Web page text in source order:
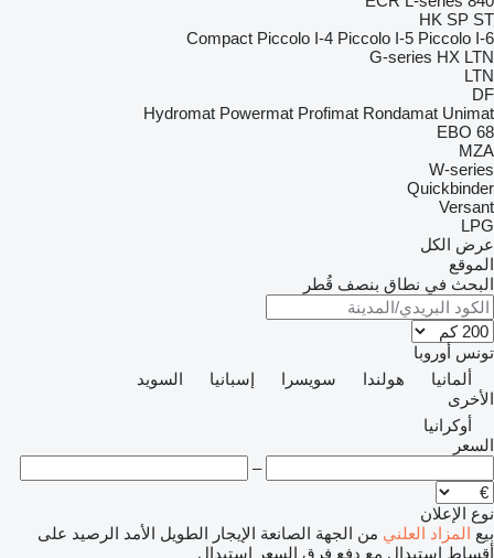
HK SP ST
Compact Piccolo I-4 Piccolo I-5 Piccolo I-6
G-series HX LTN
LTN
DF
Hydromat Powermat Profimat Rondamat Unimat
EBO 68
MZA
W-series
Quickbinder
Versant
LPG
عرض الكل
الموقع
البحث في نطاق بنصف قُطر
تونس أوروبا
ألمانيا
هولندا سويسرا إسبانيا
السويد
الأخرى
أوكرانيا
السعر
–
نوع الإعلان
بيع المزاد العلني من الجهة الصانعة الإيجار الطويل الأمد الرصيد على
أقساط استبدال مع دفع فرق السعر استبدال